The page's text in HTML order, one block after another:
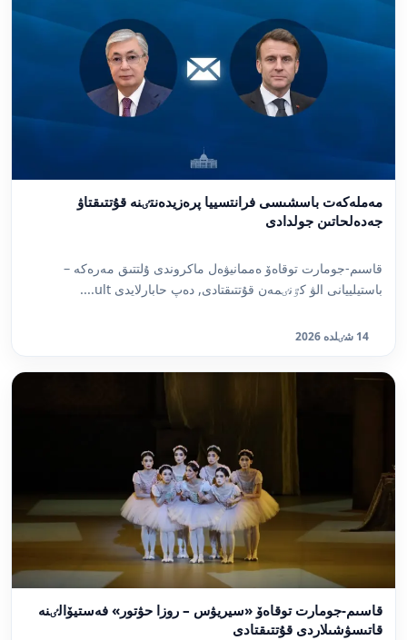
مەملەكەت باسشىسى فرانتسييا پرەزيدەنتٸنە قۇتتىقتاۋ
جەدەلحاتىن جولدادى
قاسىم-جومارت توقاەۆ ەممانيۋەل ماكروندى ۇلتتىق مەرەكە –
باستيلييانى الۋ كٷنٸمەن قۇتتىقتادى, دەپ حابارلايدى ult....
14 شٸلدە 2026
قاسىم-جومارت توقاەۆ «سيريۋس – روزا حۋتور» فەستيۆالٸنە
قاتىسۋشىلاردى قۇتتىقتادى